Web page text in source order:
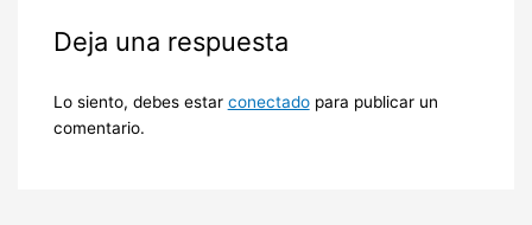
Deja una respuesta
Lo siento, debes estar conectadopara publicar un
comentario.